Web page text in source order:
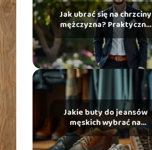
Jak ubrać się na chrzciny
mężczyzna? Praktyczne
porady i stylizacje
Jakie buty do jeansów
męskich wybrać na
każdą okazję?